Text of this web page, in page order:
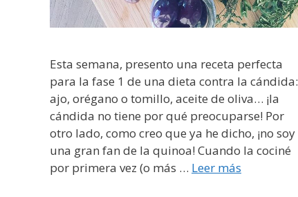
Esta semana, presento una receta perfecta
para la fase 1 de una dieta contra la cándida:
ajo, orégano o tomillo, aceite de oliva… ¡la
cándida no tiene por qué preocuparse! Por
otro lado, como creo que ya he dicho, ¡no soy
una gran fan de la quinoa! Cuando la cociné
por primera vez (o más … Leer más